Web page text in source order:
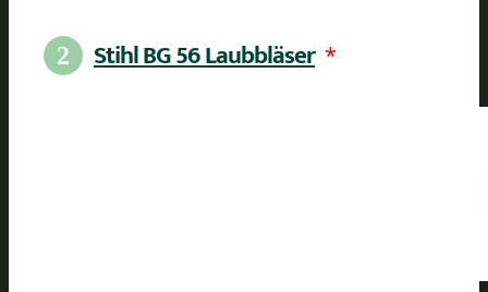
2 Stihl BG 56 Laubbläser *